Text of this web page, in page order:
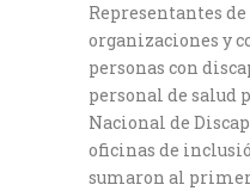
Representantes
organizaciones y
personas con
personal de salud
Nacional de
oficinas de
sumaron al